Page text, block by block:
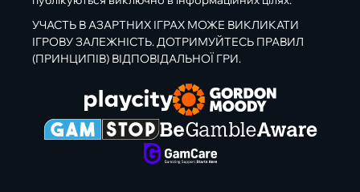
УЧАСТЬ В АЗАРТНИХ ІГРАХ МОЖЕ ВИКЛИКАТИ
ІГРОВУ ЗАЛЕЖНІСТЬ. ДОТРИМУЙТЕСЬ ПРАВИЛ
(ПРИНЦИПІВ) ВІДПОВІДАЛЬНОЇ ГРИ.